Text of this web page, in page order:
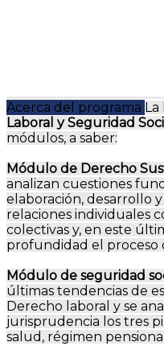
Acerca del programa La
Laboral y Seguridad
módulos, a saber:
Módulo de Derecho
analizan cuestiones
elaboración, desarrollo
relaciones individuales
colectivas y, en este
profundidad el proceso
Módulo de seguridad
últimas tendencias de
Derecho laboral y se
jurisprudencia los tres
salud, régimen